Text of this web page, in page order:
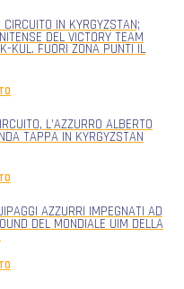
IN KYRGYZSTAN;
DEL VICTORY TEAM
KUL. FUORI ZONA PUNTI IL
L’AZZURRO ALBERTO
TAPPA IN KYRGYZSTAN
AZZURRI IMPEGNATI AD
DEL MONDIALE UIM DELLA